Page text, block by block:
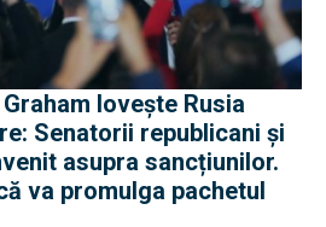
lovește Rusia
Senatorii republicani și
asupra sancțiunilor.
va promulga pachetul